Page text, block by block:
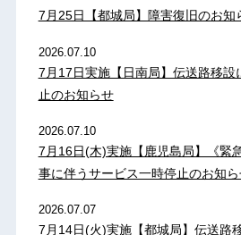
7月25日【都城局】障害復旧のお知
2026.07.10
7月17日実施【日南局】伝送路移設
止のお知らせ
2026.07.10
7月16日(木)実施【鹿児島局】《緊
事に伴うサービス一時停止のお知
2026.07.07
7月14日(火)実施【都城局】伝送路